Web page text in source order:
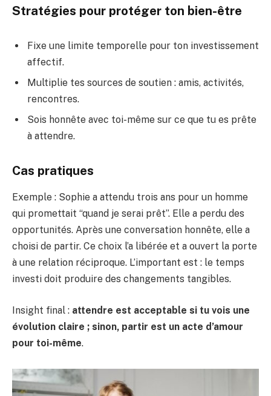
Stratégies pour protéger ton bien-être
Fixe une limite temporelle pour ton investissement
affectif.
Multiplie tes sources de soutien : amis, activités,
rencontres.
Sois honnête avec toi-même sur ce que tu es prête
à attendre.
Cas pratiques
Exemple : Sophie a attendu trois ans pour un homme
qui promettait “quand je serai prêt”. Elle a perdu des
opportunités. Après une conversation honnête, elle a
choisi de partir. Ce choix l’a libérée et a ouvert la porte
à une relation réciproque. L’important est : le temps
investi doit produire des changements tangibles.
Insight final : attendre est acceptable si tu vois une
évolution claire ; sinon, partir est un acte d’amour
pour toi-même.